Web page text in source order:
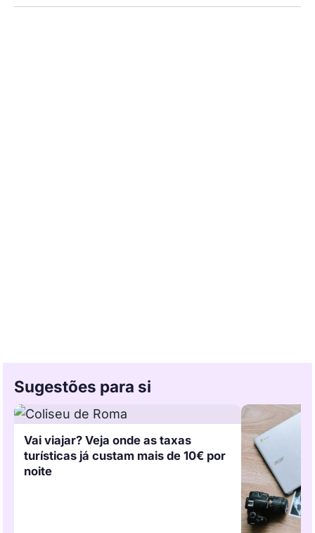
Sugestões para si
Vai viajar? Veja onde as taxas
turísticas já custam mais de 10€ por
noite